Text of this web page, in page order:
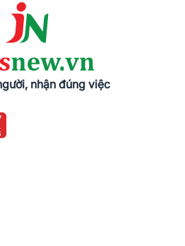
nhận đúng việc